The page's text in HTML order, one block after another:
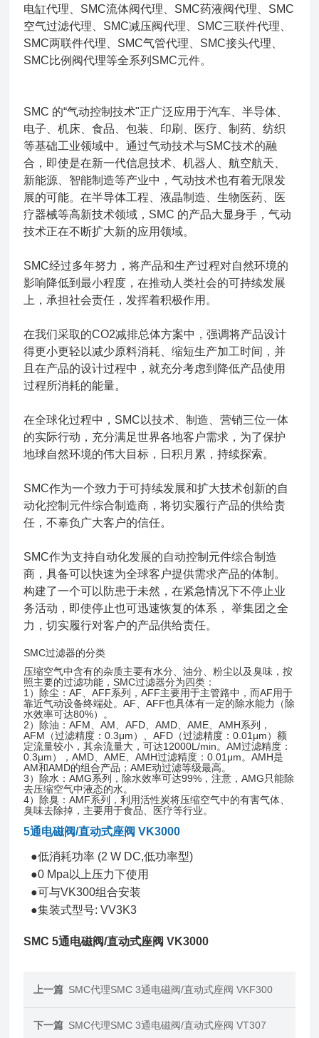
电缸代理、SMC流体阀代理、SMC药液阀代理、SMC
空气过滤代理、SMC减压阀代理、SMC三联件代理、
SMC两联件代理、SMC气管代理、SMC接头代理、
SMC比例阀代理等全系列SMC元件。
SMC 的“气动控制技术"正广泛应用于汽车、半导体、
电子、机床、食品、包装、印刷、医疗、制药、纺织
等基础工业领域中。通过气动技术与SMC技术的融
合，即使是在新一代信息技术、机器人、航空航天、
新能源、智能制造等产业中，气动技术也有着无限发
展的可能。在半导体工程、液晶制造、生物医药、医
疗器械等高新技术领域，SMC 的产品大显身手，气动
技术正在不断扩大新的应用领域。
SMC经过多年努力，将产品和生产过程对自然环境的
影响降低到最小程度，在推动人类社会的可持续发展
上，承担社会责任，发挥着积极作用。
在我们采取的CO2减排总体方案中，强调将产品设计
得更小更轻以减少原料消耗、缩短生产加工时间，并
且在产品的设计过程中，就充分考虑到降低产品使用
过程所消耗的能量。
在全球化过程中，SMC以技术、制造、营销三位一体
的实际行动，充分满足世界各地客户需求，为了保护
地球自然环境的伟大目标，日积月累，持续探索。
SMC作为一个致力于可持续发展和扩大技术创新的自
动化控制元件综合制造商，将切实履行产品的供给责
任，不辜负广大客户的信任。
SMC作为支持自动化发展的自动控制元件综合制造
商，具备可以快速为全球客户提供需求产品的体制。
构建了一个可以防患于未然，在紧急情况下不停止业
务活动，即使停止也可迅速恢复的体系， 举集团之全
力，切实履行对客户的产品供给责任。
SMC过滤器的分类
压缩空气中含有的杂质主要有水分、油分、粉尘以及臭味，按
照主要的过滤功能，SMC过滤器分为四类：
1）除尘：AF、AFF系列，AFF主要用于主管路中，而AF用于
靠近气动设备终端处。AF、AFF也具体有一定的除水能力（除
水效率可达80%）。
2）除油：AFM、AM、AFD、AMD、AME、AMH系列，
AFM（过滤精度：0.3μm）、AFD（过滤精度：0.01μm）额
定流量较小，其余流量大，可达12000L/min。AM过滤精度：
0.3μm），AMD、AME、AMH过滤精度：0.01μm。AMH是
AM和AMD的组合产品；AME动过滤等级最高。
3）除水：AMG系列，除水效率可达99%，注意，AMG只能除
去压缩空气中液态的水。
4）除臭：AMF系列，利用活性炭将压缩空气中的有害气体、
臭味去除掉，主要用于食品、医疗等行业。
5通电磁阀/直动式座阀 VK3000
●低消耗功率 (2 W DC,低功率型)
●0 Mpa以上压力下使用
●可与VK300组合安装
●集装式型号: VV3K3
SMC 5通电磁阀/直动式座阀 VK3000
上一篇 SMC代理SMC 3通电磁阀/直动式座阀 VKF300
下一篇 SMC代理SMC 3通电磁阀/直动式座阀 VT307